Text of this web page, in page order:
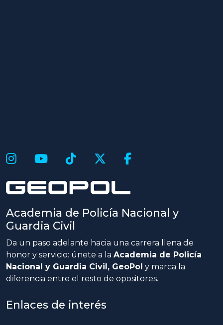
Academia de Policía Nacional y
Guardia Civil
Da un paso adelante hacia una carrera llena de
honor y servicio: únete a la Academia de Policía
Nacional y Guardia Civil, GeoPol y marca la
diferencia entre el resto de opositores.
Enlaces de interés